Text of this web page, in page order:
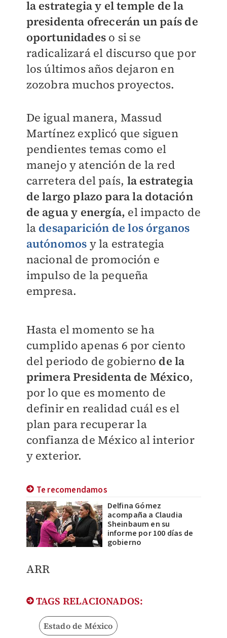
la estrategia y el temple de la
presidenta ofrecerán un país de
oportunidades o si se
radicalizará el discurso que por
los últimos años dejaron en
zozobra muchos proyectos.
De igual manera, Massud
Martínez explicó que siguen
pendientes temas como el
manejo y atención de la red
carretera del país, la estrategia
de largo plazo para la dotación
de aguay energía, el impacto de
la desaparición de los órganos
autónomos y la estrategia
nacional de promoción e
impulso de la pequeña
empresa.
Hasta el momento se ha
cumplido apenas 6 por ciento
del periodo de gobierno de la
primera Presidenta de México,
por lo que es momento de
definir en realidad cuál es el
plan para recuperar la
confianza de México al interior
y exterior.
Te recomendamos
Delfina Gómez
acompaña a Claudia
Sheinbaum en su
informe por 100 días de
gobierno
ARR
TAGS RELACIONADOS:
Estado de México